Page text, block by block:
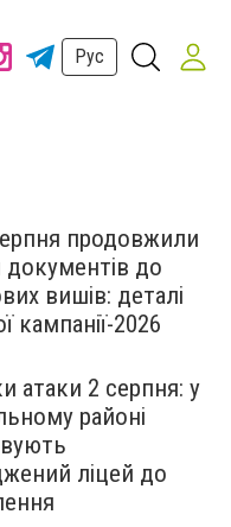
Рус
продовжили
до
вишів: деталі
кампанії-2026
атаки 2 серпня: у
районі
ліцей до